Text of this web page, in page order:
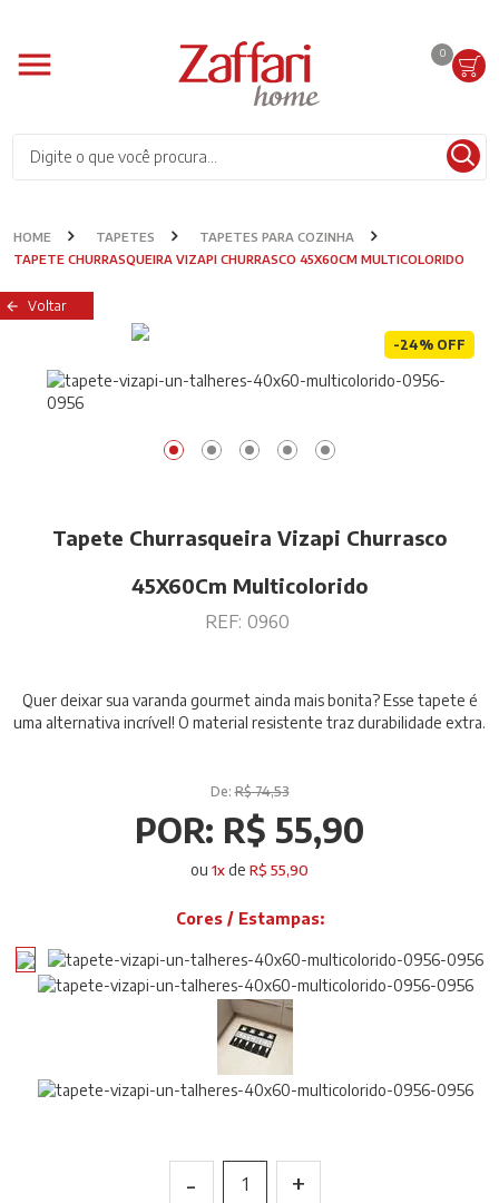
0
HOME TAPETES
TAPETES PARA COZINHA
TAPETE CHURRASQUEIRA VIZAPI CHURRASCO 45X60CM MULTICOLORIDO
Voltar
-24% OFF
Tapete Churrasqueira Vizapi Churrasco
45X60Cm Multicolorido
REF: 0960
Quer deixar sua varanda gourmet ainda mais bonita? Esse tapete é
uma alternativa incrível! O material resistente traz durabilidade extra.
De:R$ 74,53
POR: R$ 55,90
ou 1xde R$ 55,90
Cores / Estampas:
- 1 +